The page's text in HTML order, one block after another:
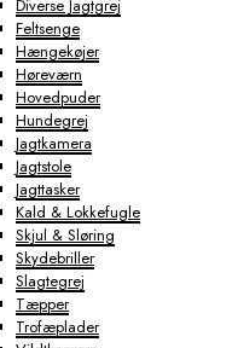
Diverse Jagtgrej
Feltsenge
Hængekøjer
Høreværn
Hovedpuder
Hundegrej
Jagtkamera
Jagtstole
Jagttasker
Kald & Lokkefugle
Skjul & Sløring
Skydebriller
Slagtegrej
Tæpper
Trofæplader